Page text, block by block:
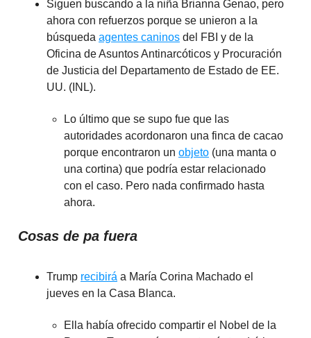
Siguen buscando a la niña Brianna Genao, pero
ahora con refuerzos porque se unieron a la
búsqueda agentes caninos del FBI y de la
Oficina de Asuntos Antinarcóticos y Procuración
de Justicia del Departamento de Estado de EE.
UU. (INL).
Lo último que se supo fue que las
autoridades acordonaron una finca de cacao
porque encontraron un objeto (una manta o
una cortina) que podría estar relacionado
con el caso. Pero nada confirmado hasta
ahora.
Cosas de pa fuera
Trump recibirá a María Corina Machado el
jueves en la Casa Blanca.
Ella había ofrecido compartir el Nobel de la